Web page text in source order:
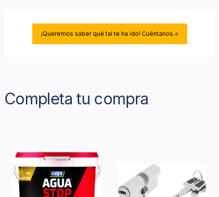
¡Queremos saber qué tal te ha ido! Cuéntanos.⭐
Completa tu compra